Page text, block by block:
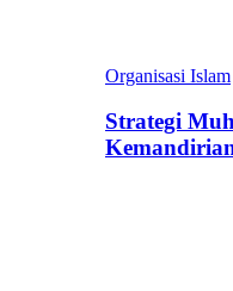
Organisasi Islam
Strategi